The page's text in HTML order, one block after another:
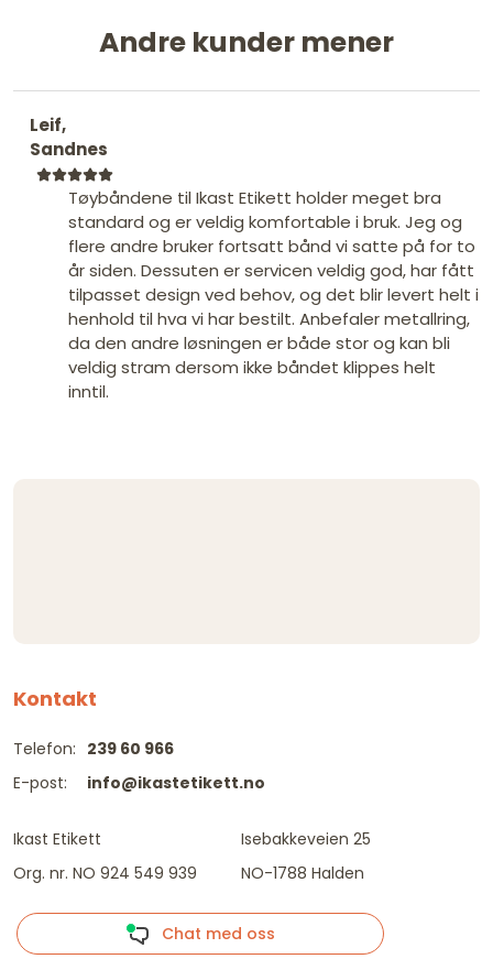
Andre kunder mener
Leif,
Sandnes
Tøybåndene til Ikast Etikett holder meget bra
standard og er veldig komfortable i bruk. Jeg og
flere andre bruker fortsatt bånd vi satte på for to
år siden. Dessuten er servicen veldig god, har fått
tilpasset design ved behov, og det blir levert helt i
henhold til hva vi har bestilt. Anbefaler metallring,
da den andre løsningen er både stor og kan bli
veldig stram dersom ikke båndet klippes helt
inntil.
Kontakt
Telefon:
E-post:
239 60 966
info@ikastetikett.no
Ikast Etikett
Org. nr. NO 924 549 939
Isebakkeveien 25
NO-1788 Halden
Chat med oss